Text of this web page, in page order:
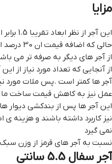
مزایا
حالی که
از آجر های دیگر به صرفه تر می
از آنجایی که تعداد مورد نیاز از
آجر ها کمتر است .پس ملات مورد
عمل نیز به کاهش قیمت ساخت
این آجر ها پس از بندکشی دیوار
نیز کاربرد داشته باشند و هزینه ی
نمی گیرد
نسبت به آجر های قرمز از وزن سبک
آجر سفال 5.5 سانتی